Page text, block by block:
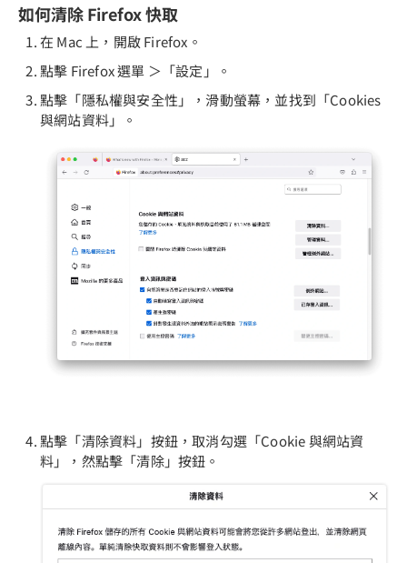
如何清除 Firefox 快取
在 Mac 上，開啟 Firefox。
點擊 Firefox 選單 ＞「設定」。
點擊「隱私權與安全性」，滑動螢幕，並找到「Cookies
與網站資料」。
點擊「清除資料」按鈕，取消勾選「Cookie 與網站資
料」，然點擊「清除」按鈕。